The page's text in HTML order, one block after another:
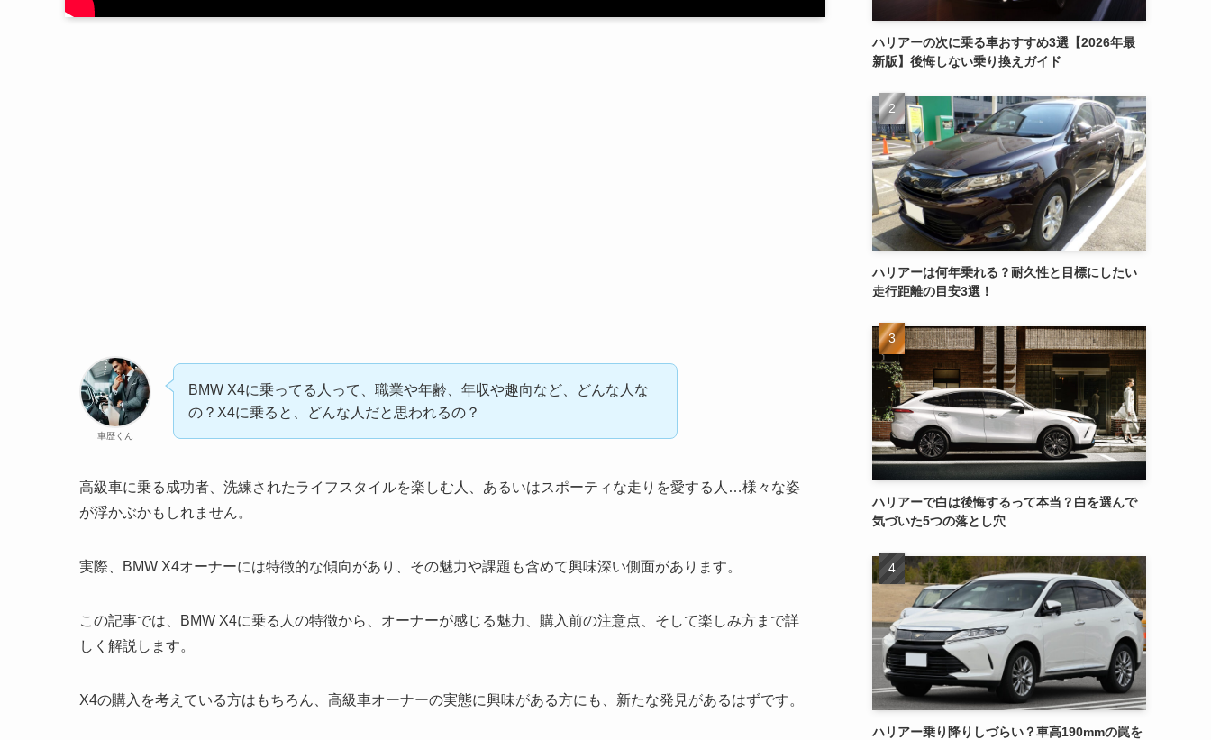
車歴くん
BMW X4に乗ってる人って、職業や年齢、年収や趣向など、どんな人な
の？X4に乗ると、どんな人だと思われるの？
高級車に乗る成功者、洗練されたライフスタイルを楽しむ人、あるいはスポーティな走りを愛する人…様々な姿
が浮かぶかもしれません。
実際、BMW X4オーナーには特徴的な傾向があり、その魅力や課題も含めて興味深い側面があります。
この記事では、BMW X4に乗る人の特徴から、オーナーが感じる魅力、購入前の注意点、そして楽しみ方まで詳
しく解説します。
X4の購入を考えている方はもちろん、高級車オーナーの実態に興味がある方にも、新たな発見があるはずです。
ハリアーの次に乗る車おすすめ3選【2026年最
新版】後悔しない乗り換えガイド
ハリアーは何年乗れる？耐久性と目標にしたい
走行距離の目安3選！
ハリアーで白は後悔するって本当？白を選んで
気づいた5つの落とし穴
ハリアー乗り降りしづらい？車高190mmの罠を